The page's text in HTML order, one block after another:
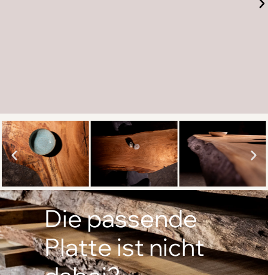
Die passende
Platte ist nicht